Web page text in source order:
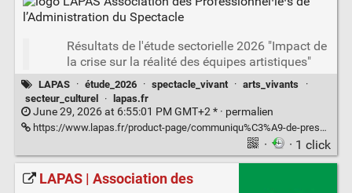
Résultats de l'étude sectorielle 2026 "Impact de
la crise sur la réalité des équipes artistiques"
LAPAS · étude_2026 · spectacle_vivant · arts_vivants
·
secteur_culturel
· lapas.fr
June 29, 2026 at 6:55:01 PM GMT+2 * · permalien
https://www.lapas.fr/product-page/communiqu%C3%A9-de-presse-etude-2026-25-juin-2026
· · 1 click
LAPAS | Association des